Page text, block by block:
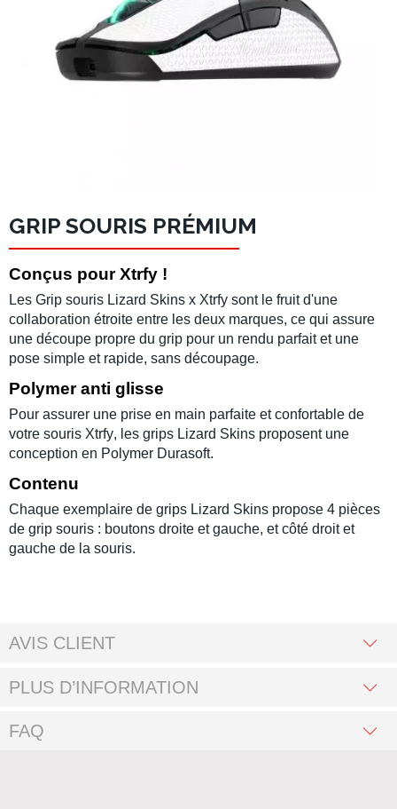
GRIP SOURIS PRÉMIUM
Conçus pour Xtrfy !
Les Grip souris Lizard Skins x Xtrfy sont le fruit d'une
collaboration étroite entre les deux marques, ce qui assure
une découpe propre du grip pour un rendu parfait et une
pose simple et rapide, sans découpage.
Polymer anti glisse
Pour assurer une prise en main parfaite et confortable de
votre souris Xtrfy, les grips Lizard Skins proposent une
conception en Polymer Durasoft.
Contenu
Chaque exemplaire de grips Lizard Skins propose 4 pièces
de grip souris : boutons droite et gauche, et côté droit et
gauche de la souris.
AVIS CLIENT
PLUS D’INFORMATION
FAQ